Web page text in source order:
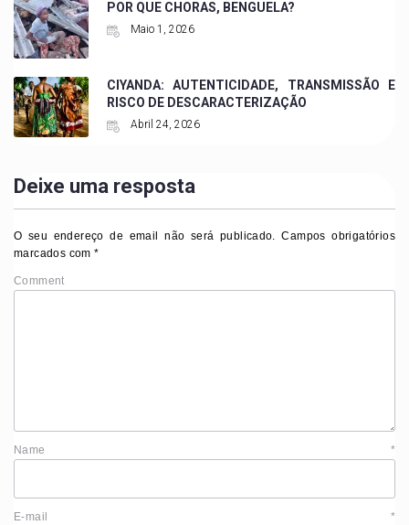
POR QUE CHORAS, BENGUELA?
Maio 1, 2026
CIYANDA: AUTENTICIDADE, TRANSMISSÃO E
RISCO DE DESCARACTERIZAÇÃO
Abril 24, 2026
Deixe uma resposta
O seu endereço de email não será publicado. Campos obrigatórios
marcados com*
Comment
Name *
E-mail *